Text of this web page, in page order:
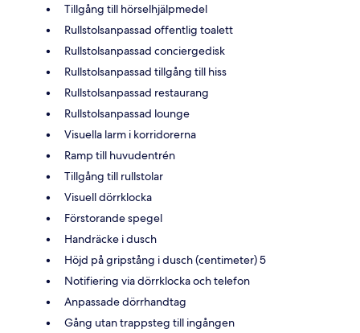
Tillgång till hörselhjälpmedel
Rullstolsanpassad offentlig toalett
Rullstolsanpassad conciergedisk
Rullstolsanpassad tillgång till hiss
Rullstolsanpassad restaurang
Rullstolsanpassad lounge
Visuella larm i korridorerna
Ramp till huvudentrén
Tillgång till rullstolar
Visuell dörrklocka
Förstorande spegel
Handräcke i dusch
Höjd på gripstång i dusch (centimeter) 5
Notifiering via dörrklocka och telefon
Anpassade dörrhandtag
Gång utan trappsteg till ingången